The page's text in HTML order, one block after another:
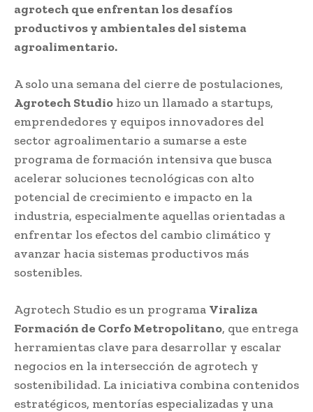
agrotech que enfrentan los desafíos
productivos y ambientales del sistema
agroalimentario.
A solo una semana del cierre de postulaciones,
Agrotech Studio hizo un llamado a startups,
emprendedores y equipos innovadores del
sector agroalimentario a sumarse a este
programa de formación intensiva que busca
acelerar soluciones tecnológicas con alto
potencial de crecimiento e impacto en la
industria, especialmente aquellas orientadas a
enfrentar los efectos del cambio climático y
avanzar hacia sistemas productivos más
sostenibles.
Agrotech Studio es un programa Viraliza
Formación de Corfo Metropolitano, que entrega
herramientas clave para desarrollar y escalar
negocios en la intersección de agrotech y
sostenibilidad. La iniciativa combina contenidos
estratégicos, mentorías especializadas y una